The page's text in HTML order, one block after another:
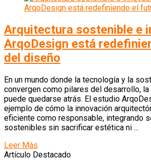
Arquitectura sostenible e
ArqoDesign está
del diseño
En un mundo donde la tecnología y la
convergen como pilares del desarrollo, la
puede quedarse atrás. El estudio
ejemplo de cómo la innovación
eficiente como responsable, integrando
sostenibles sin sacrificar estética ni ...
Leer Más
Artículo Destacado